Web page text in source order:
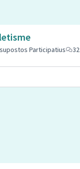
Participatius 32